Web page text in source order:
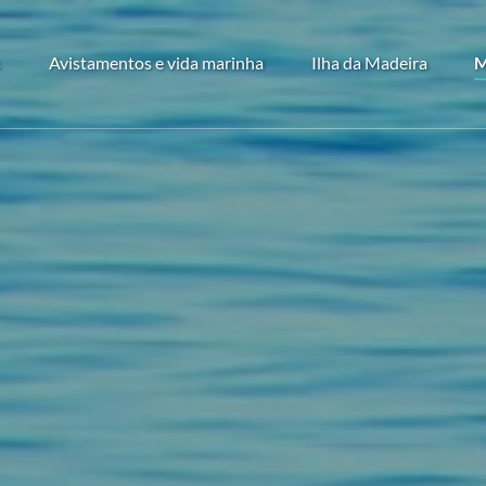
Avistamentos e vida marinha
Open Avistamentos e vida marinha Menu
Ilha da Madeira
Open Ilha da Madeira
Menu